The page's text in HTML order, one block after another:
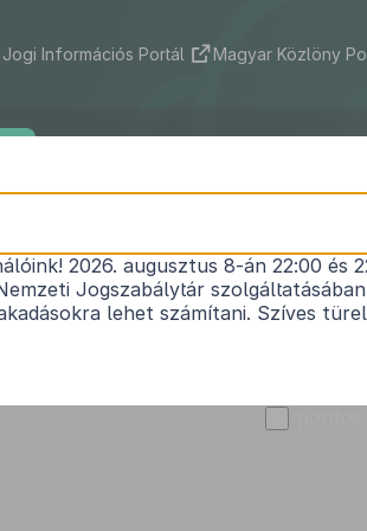
Információs Portál Magyar Közlöny
Szó vagy
2026. augusztus 8-án 22:00 és
Jogszabálytár
lehet számítani. Szíves